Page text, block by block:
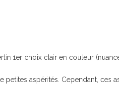
1er choix clair en couleur
petites aspérités. Cependant,